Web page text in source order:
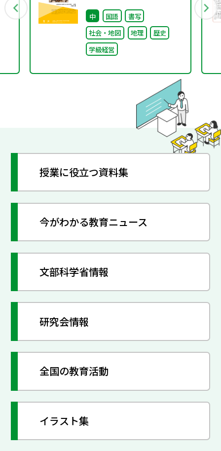
不確実な時代に応答する
小津中の実践 第一回 “当
たり前”を問い直すルー
ルメイキング（校則見直
し）
中 国語
書写
社会・地図
地理
歴史
学級経営
授業に役立つ資料集
今がわかる教育ニュース
文部科学省情報
研究会情報
全国の教育活動
イラスト集